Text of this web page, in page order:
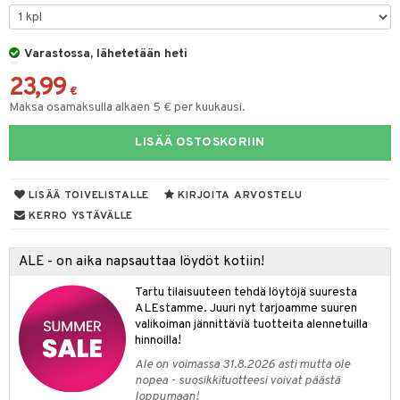
Varastossa, lähetetään heti
23,99 €
Maksa osamaksulla alkaen 5 € per kuukausi.
LISÄÄ OSTOSKORIIN
LISÄÄ TOIVELISTALLE
KIRJOITA ARVOSTELU
KERRO YSTÄVÄLLE
ALE - on aika napsauttaa löydöt kotiin!
Tartu tilaisuuteen tehdä löytöjä suuresta
ALEstamme. Juuri nyt tarjoamme suuren
valikoiman jännittäviä tuotteita alennetuilla
hinnoilla!
Ale on voimassa 31.8.2026 asti mutta ole
nopea - suosikkituotteesi voivat päästä
loppumaan!
Siivous
Leivontavuoat
sisustus
tarvikkeita
tekstiilit
koristelu
säilytys
tekstiilit
& Koukut